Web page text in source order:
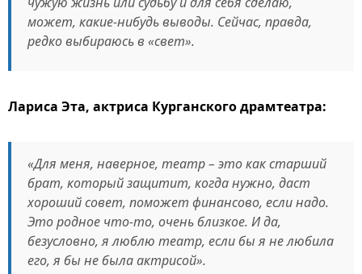
может, какие-нибудь выводы. Сейчас, правда,
редко выбираюсь в «свет».
Лариса Эта, актриса Курганского драмтеатра:
«Для меня, наверное, театр – это как старший
брат, который защитит, когда нужно, даст
хороший совет, поможет финансово, если надо.
Это родное что-то, очень близкое. И да,
безусловно, я люблю театр, если бы я не любила
его, я бы не была актрисой».